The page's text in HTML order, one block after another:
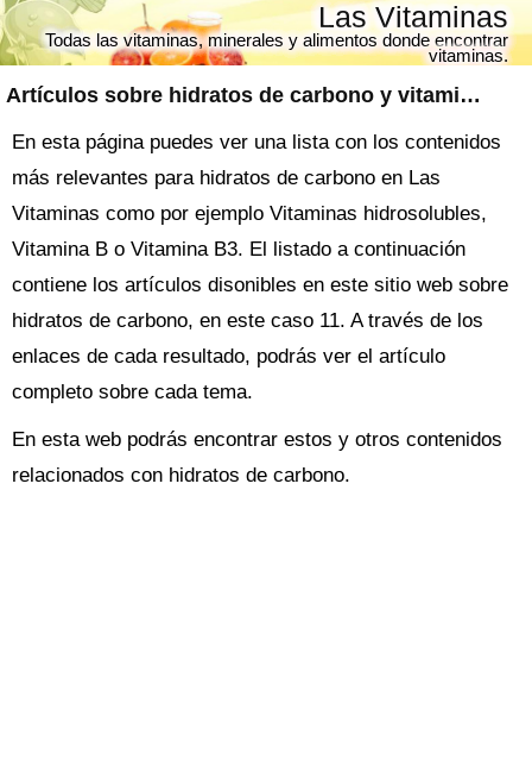
Artículos sobre hidratos de carbono y vitaminas
Las Vitaminas
Todas las vitaminas, minerales y alimentos donde encontrar
vitaminas.
En esta página puedes ver una lista con los contenidos
más relevantes para hidratos de carbono en Las
Vitaminas como por ejemplo Vitaminas hidrosolubles,
Vitamina B o Vitamina B3. El listado a continuación
contiene los artículos disonibles en este sitio web sobre
hidratos de carbono, en este caso 11. A través de los
enlaces de cada resultado, podrás ver el artículo
completo sobre cada tema.
En esta web podrás encontrar estos y otros contenidos
relacionados con hidratos de carbono.